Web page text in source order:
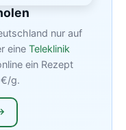
nur auf
eine Teleklinik
ein Rezept
g.